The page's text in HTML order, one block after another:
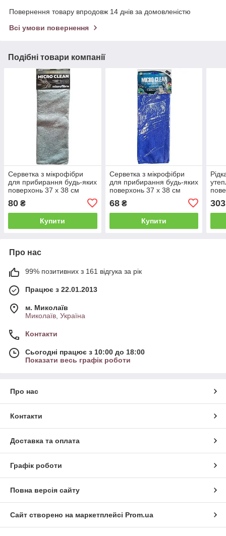
Повернення товару впродовж 14 днів за домовленістю
Всі умови повернення
Подібні товари компанії
Серветка з мікрофібри
для прибирання будь-яких
поверхонь 37 x 38 см
Latinta
80 ₴
Купити
Серветка з мікрофібри
для прибирання будь-яких
поверхонь 37 x 38 см
Latinta
68₴
Купити
303
Про нас
99% позитивних з 161 відгука за рік
Працює з 22.01.2013
м. Миколаїв
Миколаїв, Україна
Контакти
Сьогодні працює з 10:00 до 18:00
Показати весь графік роботи
Про нас
Контакти
Доставка та оплата
Графік роботи
Повна версія сайту
Сайт створено на маркетплейсі Prom.ua